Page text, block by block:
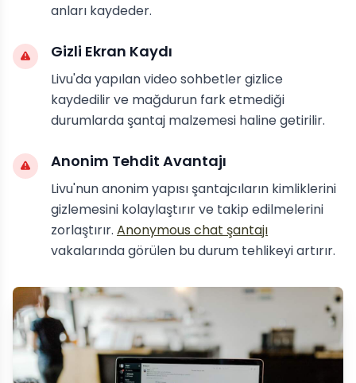
anları kaydeder.
Gizli Ekran Kaydı
Livu'da yapılan video sohbetler gizlice
kaydedilir ve mağdurun fark etmediği
durumlarda şantaj malzemesi haline getirilir.
Anonim Tehdit Avantajı
Livu'nun anonim yapısı şantajcıların kimliklerini
gizlemesini kolaylaştırır ve takip edilmelerini
zorlaştırır. Anonymous chat şantajı
vakalarında görülen bu durum tehlikeyi artırır.